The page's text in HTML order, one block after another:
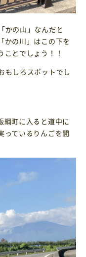
かの山」なんだと
かの川」はこの下を
とでしょう！！
もしろスポットでし
綱町に入ると道中に
っているりんごを間